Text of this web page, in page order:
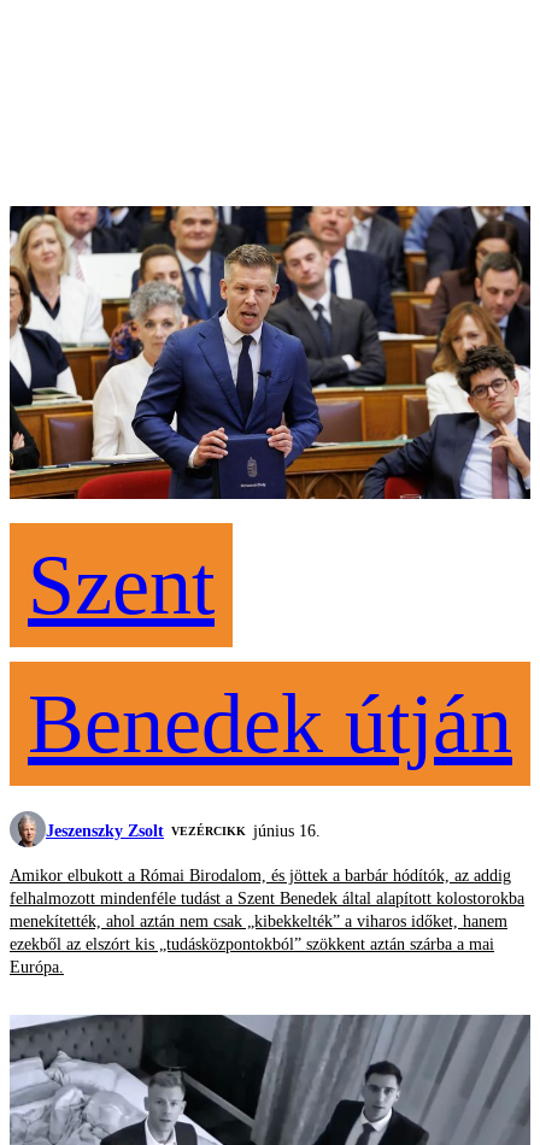
Szent
Benedek útján
Jeszenszky Zsolt VEZÉRCIKK június 16.
Amikor elbukott a Római Birodalom, és jöttek a barbár hódítók, az addig
felhalmozott mindenféle tudást a Szent Benedek által alapított kolostorokba
menekítették, ahol aztán nem csak „kibekkelték” a viharos időket, hanem
ezekből az elszórt kis „tudásközpontokból” szökkent aztán szárba a mai
Európa.